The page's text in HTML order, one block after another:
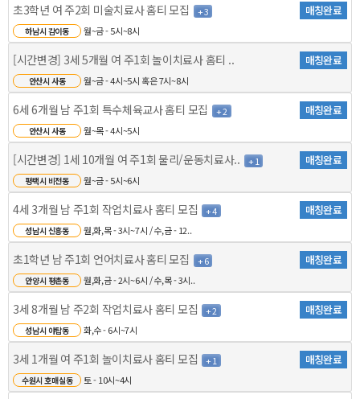
초3학년 여 주2회 미술치료사 홈티 모집 + 3 매칭완료
하남시 감이동 월~금 - 5시~8시
[시간변경] 3세 5개월 여 주1회 놀이치료사 홈티 .. 매칭완료
안산시 사동 월~금 - 4시~5시 혹은 7시~8시
6세 6개월 남 주1회 특수체육교사 홈티 모집 + 2 매칭완료
안산시 사동 월~목 - 4시~5시
[시간변경] 1세 10개월 여 주1회 물리/운동치료사.. + 1 매칭완료
평택시 비전동 월~금 - 5시~6시
4세 3개월 남 주1회 작업치료사 홈티 모집 + 4 매칭완료
성남시 신흥동 월,화,목 - 3시~7시 / 수,금 - 12..
초1학년 남 주1회 언어치료사 홈티 모집 + 6 매칭완료
안양시 평촌동 월,화,금 - 2시~6시 / 수,목 - 3시..
3세 8개월 남 주2회 작업치료사 홈티 모집 + 2 매칭완료
성남시 야탑동 화,수 - 6시~7시
3세 1개월 여 주1회 놀이치료사 홈티 모집 + 1 매칭완료
수원시 호매실동 토 - 10시~4시